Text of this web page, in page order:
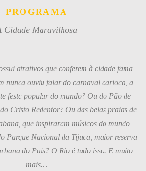
PROGRAMA
Cidade Maravilhosa
atrativos que conferem à cidade fama
nunca ouviu falar do carnaval carioca, a
festa popular do mundo? Ou do Pão de
Cristo Redentor? Ou das belas praias de
que inspiraram músicos do mundo
Parque Nacional da Tijuca, maior reserva
do País? O Rio é tudo isso. E muito
mais…